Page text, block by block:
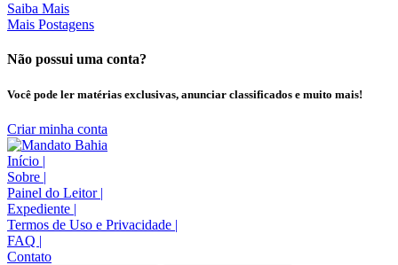
Saiba Mais
Mais Postagens
Não possui uma conta?
Você pode ler matérias exclusivas, anunciar classificados e muito mais!
Criar minha conta
Início |
Sobre |
Painel do Leitor |
Expediente |
Termos de Uso e Privacidade |
FAQ |
Contato